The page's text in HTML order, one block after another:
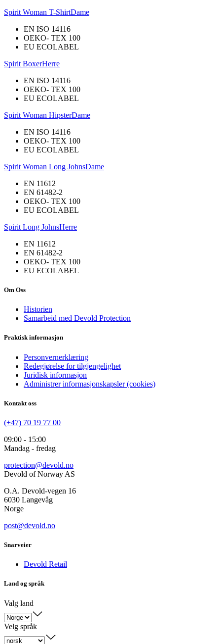
Spirit Woman T-ShirtDame
EN ISO 14116
OEKO- TEX 100
EU ECOLABEL
Spirit BoxerHerre
EN ISO 14116
OEKO- TEX 100
EU ECOLABEL
Spirit Woman HipsterDame
EN ISO 14116
OEKO- TEX 100
EU ECOLABEL
Spirit Woman Long JohnsDame
EN 11612
EN 61482-2
OEKO- TEX 100
EU ECOLABEL
Spirit Long JohnsHerre
EN 11612
EN 61482-2
OEKO- TEX 100
EU ECOLABEL
Om Oss
Historien
Samarbeid med Devold Protection
Praktisk informasjon
Personvernerklæring
Redegjørelse for tilgjengelighet
Juridisk informasjon
Administrer informasjonskapsler (cookies)
Kontakt oss
(+47) 70 19 77 00
09:00 - 15:00
Mandag - fredag
protection@devold.no
Devold of Norway AS
O.A. Devold-vegen 16
6030 Langevåg
Norge
post@devold.no
Snarveier
Devold Retail
Land og språk
Valg land
Velg språk